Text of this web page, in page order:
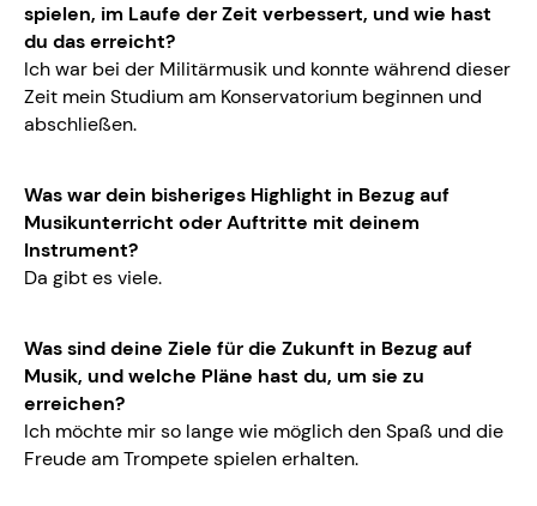
spielen, im Laufe der Zeit verbessert, und wie hast
du das erreicht?
Ich war bei der Militärmusik und konnte während dieser
Zeit mein Studium am Konservatorium beginnen und
abschließen.
Was war dein bisheriges Highlight in Bezug auf
Musikunterricht oder Auftritte mit deinem
Instrument?
Da gibt es viele.
Was sind deine Ziele für die Zukunft in Bezug auf
Musik, und welche Pläne hast du, um sie zu
erreichen?
Ich möchte mir so lange wie möglich den Spaß und die
Freude am Trompete spielen erhalten.